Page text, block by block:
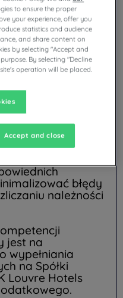
zobowiązania
PGK Louvre
priorytet
we
prawa. Zgodnie
podatków w
i w odpowiednim
części zysku
funkcjonuje i
Polityka
unikanie
błędy
należności
jest na
wypełniania
na Spółki
Louvre Hotels
to ensure the proper
your experience, offer you
statistics and audience
and share content on
by selecting "Accept and
By selecting "Decline
operation will be placed.
Accept and close